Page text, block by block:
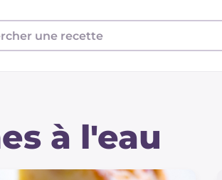
à l'eau